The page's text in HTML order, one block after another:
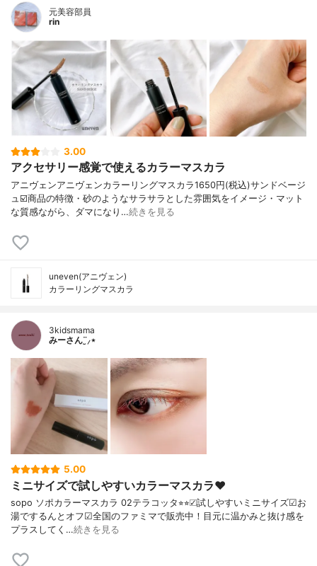
元美容部員
rin
3.00
アクセサリー感覚で使えるカラーマスカラ
アニヴェンアニヴェンカラーリングマスカラ1650円(税込)サンドベージ
ュ☑️商品の特徴・砂のようなサラサラとした雰囲気をイメージ・マット
な質感ながら、ダマになり…続きを見る
uneven(アニヴェン)
カラーリングマスカラ
3kidsmama
みーさん¨̮⸝⋆
5.00
ミニサイズで試しやすいカラーマスカラ♥︎
sopo ソポカラーマスカラ 02テラコッタ⭐︎⭐︎☑︎試しやすいミニサイズ☑︎お
湯でするんとオフ☑︎全国のファミマで販売中！目元に温かみと抜け感を
プラスしてく…続きを見る